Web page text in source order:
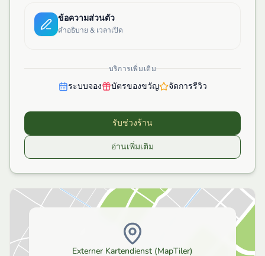
ข้อความส่วนตัว
คำอธิบาย & เวลาเปิด
บริการเพิ่มเติม
ระบบจอง บัตรของขวัญ จัดการรีวิว
รับช่วงร้าน
อ่านเพิ่มเติม
Externer Kartendienst (MapTiler)